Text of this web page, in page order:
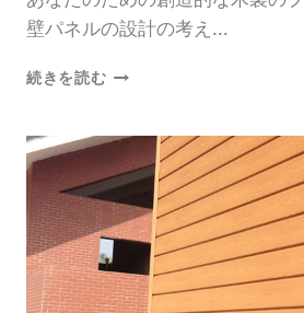
合
成
壁
壁パネルの設計の考え...
続きを読むあ
の
ス
ペ
ー
ス
の
た
め